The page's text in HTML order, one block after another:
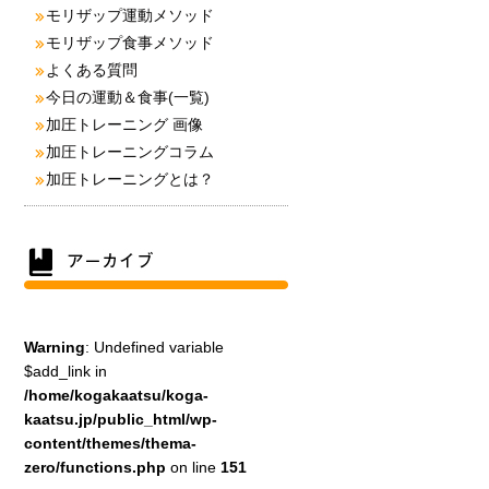
モリザップ運動メソッド
モリザップ食事メソッド
よくある質問
今日の運動＆食事(一覧)
加圧トレーニング 画像
加圧トレーニングコラム
加圧トレーニングとは？
Warning: Undefined variable
$add_link in
/home/kogakaatsu/koga-
kaatsu.jp/public_html/wp-
content/themes/thema-
zero/functions.php on line 151